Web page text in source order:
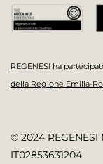
REGENESI ha
della Regione Emilia-
© 2024 REGENESI
IT02853631204